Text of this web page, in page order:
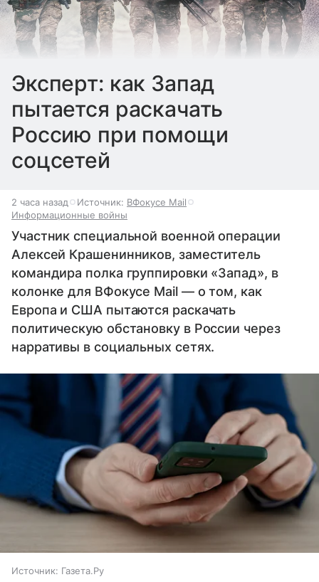
Эксперт: как Запад
пытается раскачать
Россию при помощи
соцсетей
2 часа назад Источник: ВФокусе Mail
Информационные войны
Участник специальной военной операции
Алексей Крашенинников, заместитель
командира полка группировки «Запад», в
колонке для ВФокусе Mail — о том, как
Европа и США пытаются раскачать
политическую обстановку в России через
нарративы в социальных сетях.
Источник: Газета.Ру